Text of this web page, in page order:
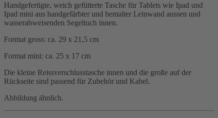
Handgefertigte, weich gefütterte Tasche für Tablets wie Ipad und
Ipad mini aus handgefärbter und bemalter Leinwand aussen und
wasserabweisenden Segeltuch innen.
Format gross: ca. 29 x 21,5 cm
Format mini: ca. 25 x 17 cm
Die kleine Reissverschlusstasche innen und die große auf der
Rückseite sind passend für Zubehör und Kabel.
Abbildung ähnlich.